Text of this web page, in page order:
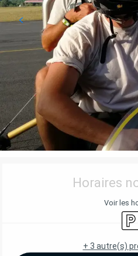
OUVERTURE ET
Horaires
Voir les
+ 3 autre(s)